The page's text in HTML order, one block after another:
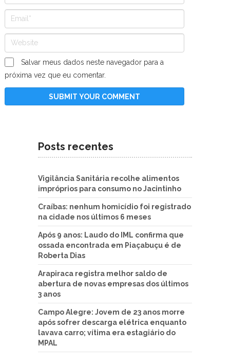
Salvar meus dados neste navegador para a
próxima vez que eu comentar.
Posts recentes
Vigilância Sanitária recolhe alimentos
impróprios para consumo no Jacintinho
Craíbas: nenhum homicídio foi registrado
na cidade nos últimos 6 meses
Após 9 anos: Laudo do IML confirma que
ossada encontrada em Piaçabuçu é de
Roberta Dias
Arapiraca registra melhor saldo de
abertura de novas empresas dos últimos
3 anos
Campo Alegre: Jovem de 23 anos morre
após sofrer descarga elétrica enquanto
lavava carro; vítima era estagiário do
MPAL